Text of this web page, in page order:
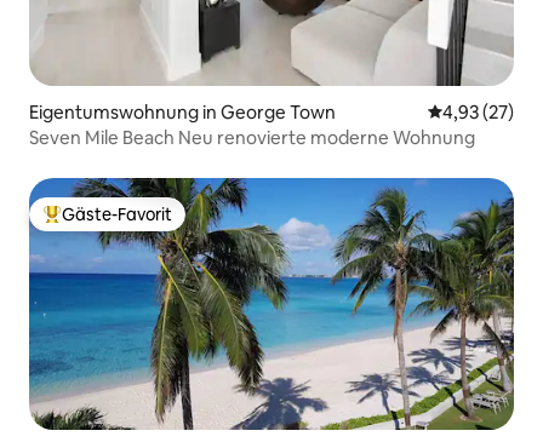
Eigentumswohnung in George Town
4,93 (27)
Seven Mile Beach Neu renovierte moderne Wohnung
Beliebter Gäste-Favorit.
Gäste-Favorit